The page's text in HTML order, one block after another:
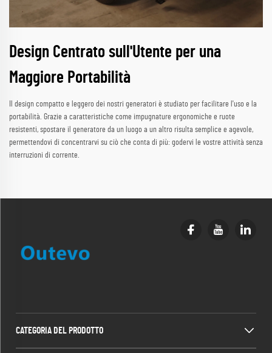
Design Centrato sull'Utente per una
Maggiore Portabilità
Il design compatto e leggero dei nostri generatori è studiato per facilitare l'uso e la
portabilità. Grazie a caratteristiche come impugnature ergonomiche e ruote
resistenti, spostare il generatore da un luogo a un altro risulta semplice e agevole,
permettendovi di concentrarvi su ciò che conta di più: godervi le vostre attività senza
interruzioni di corrente.
CATEGORIA DEL PRODOTTO